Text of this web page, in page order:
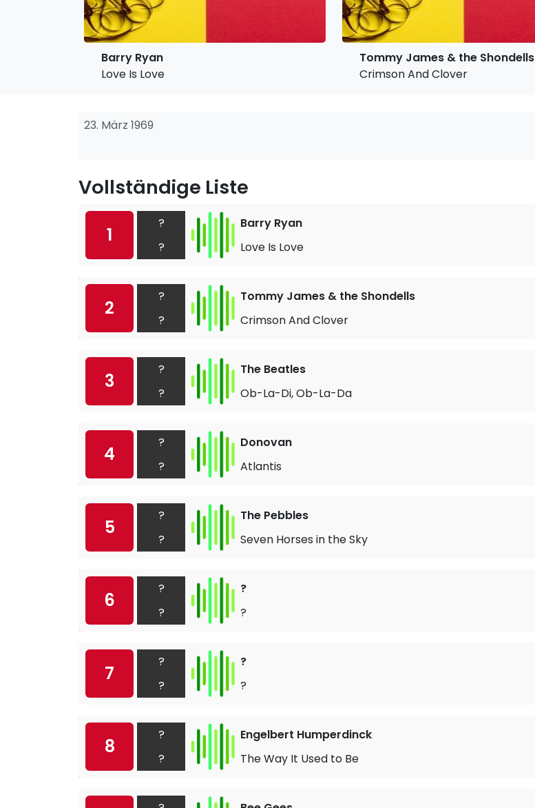
Barry Ryan
Love Is Love
Tommy James & the Shondells
Crimson And Clover
23. März 1969
Vollständige Liste
1
?
?
Barry Ryan
Love Is Love
2
?
?
Tommy James & the Shondells
Crimson And Clover
3
?
?
The Beatles
Ob-La-Di, Ob-La-Da
4
?
?
Donovan
Atlantis
5
?
?
The Pebbles
Seven Horses in the Sky
6
?
?
?
?
7
?
?
?
?
8
?
?
Engelbert Humperdinck
The Way It Used to Be